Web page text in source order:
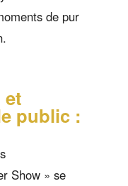
de pur
et
public :
Show » se